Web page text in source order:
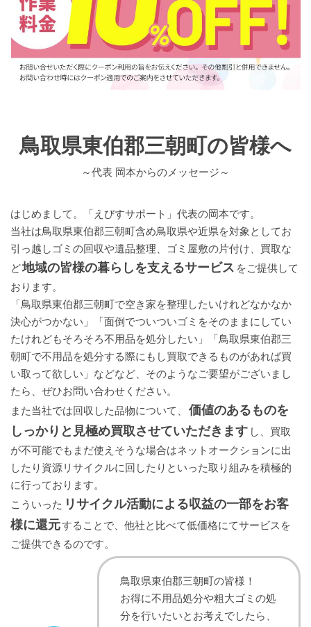
鳥取県東伯郡三朝町の皆様へ
～代表 岡本からのメッセージ～
はじめまして。「えびすサポート」代表の岡本です。
当社は鳥取県東伯郡三朝町含め鳥取県や近県を対象としてお
引っ越しゴミの回収や遺品整理、ゴミ屋敷の片付け、買取な
ど地域の皆様の暮らしを支えるサービス をご提供して
おります。
「鳥取県東伯郡三朝町で空き家を整理したいけれどなかなか
決心がつかない」「面倒でついついゴミをそのままにしてい
たけれどもそろそろ不用品を処分したい」「鳥取県東伯郡三
朝町で不用品を処分する際にもし買取できるものがあれば買
い取って欲しい」などなど、そのようなご要望がございまし
たら、ぜひお問い合わせください。
また当社では回収した品物について、
価値のあるものを
しっかりと見極め買取させていただきます し、買取
が不可能でもまだ使えそうな場合はネットオークションに出
したり資源リサイクルに回したりといった取り組みを積極的
に行っております。
こういった リサイクル活動による収益の一部をお客
様に還元することで、他社と比べて低価格にてサービスを
ご提供できるのです。
鳥取県東伯郡三朝町の皆様！
お得に不用品処分や粗大ゴミの処
分を行いたいとお考えでしたら、